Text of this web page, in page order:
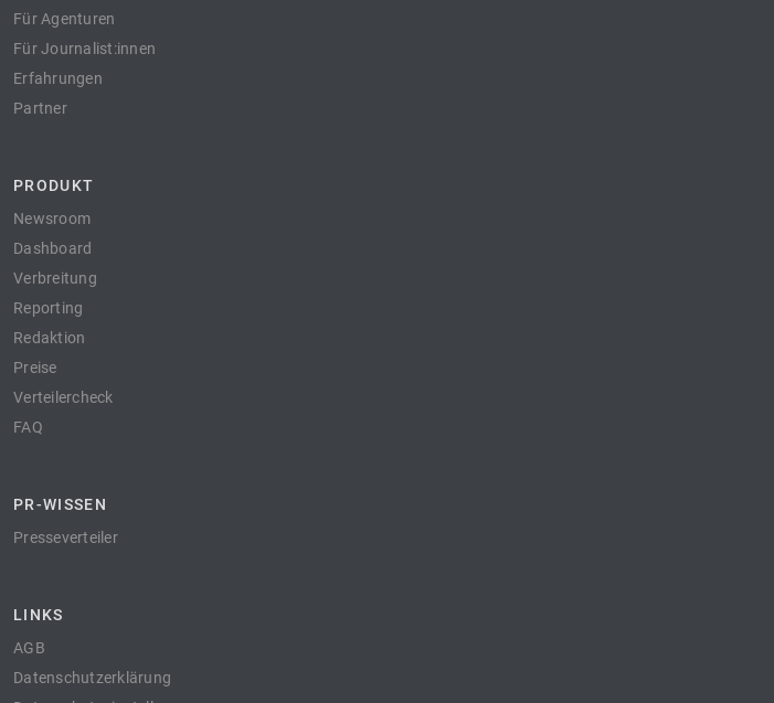
Für Agenturen
Für Journalist:innen
Erfahrungen
Partner
PRODUKT
Newsroom
Dashboard
Verbreitung
Reporting
Redaktion
Preise
Verteilercheck
FAQ
PR-WISSEN
Presseverteiler
LINKS
AGB
Datenschutzerklärung